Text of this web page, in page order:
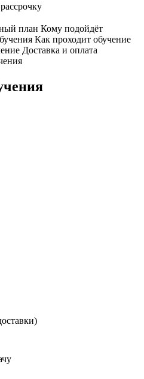
план Кому подойдёт
Как проходит обучение
Доставка и оплата